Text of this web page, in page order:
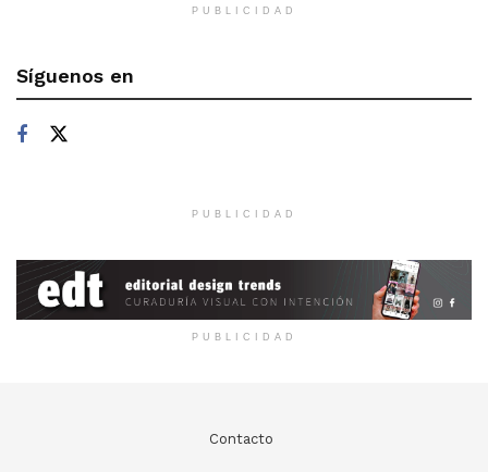
PUBLICIDAD
Síguenos en
PUBLICIDAD
PUBLICIDAD
Contacto